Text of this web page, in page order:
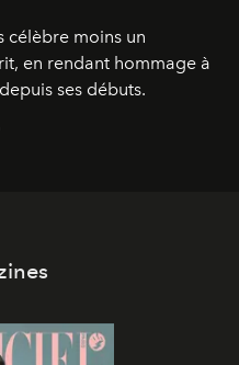
célèbre moins un
en rendant hommage à
ses débuts.